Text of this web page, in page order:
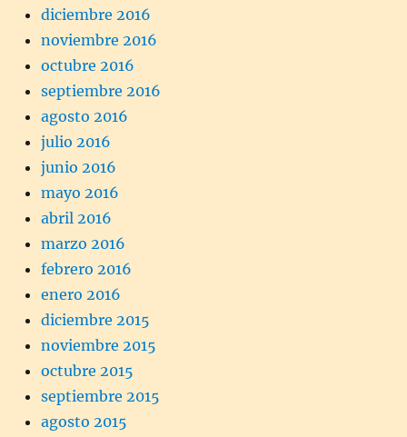
diciembre 2016
noviembre 2016
octubre 2016
septiembre 2016
agosto 2016
julio 2016
junio 2016
mayo 2016
abril 2016
marzo 2016
febrero 2016
enero 2016
diciembre 2015
noviembre 2015
octubre 2015
septiembre 2015
agosto 2015